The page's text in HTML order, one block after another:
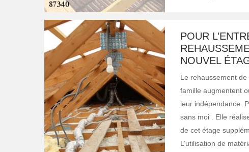
POUR
NOUVEL
Le rehaussement
famille augmentent
leur indépendance.
sans moi . Elle
de cet étage
L’utilisation de